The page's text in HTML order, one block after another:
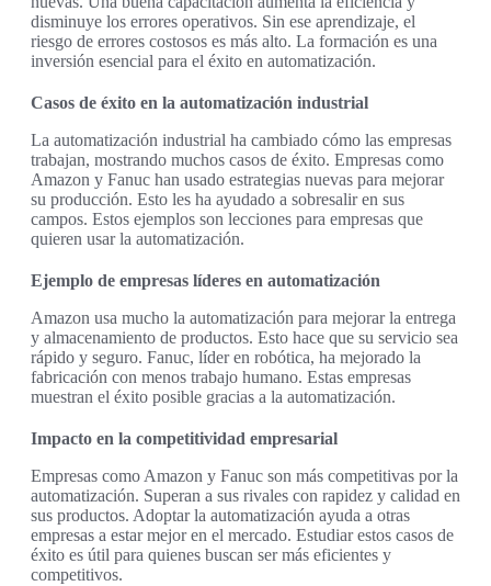
disminuye los errores operativos. Sin ese aprendizaje, el
riesgo de errores costosos es más alto. La formación es una
inversión esencial para el éxito en automatización.
Casos de éxito en la automatización industrial
La automatización industrial ha cambiado cómo las empresas
trabajan, mostrando muchos casos de éxito. Empresas como
Amazon y Fanuc han usado estrategias nuevas para mejorar
su producción. Esto les ha ayudado a sobresalir en sus
campos. Estos ejemplos son lecciones para empresas que
quieren usar la automatización.
Ejemplo de empresas líderes en automatización
Amazon usa mucho la automatización para mejorar la entrega
y almacenamiento de productos. Esto hace que su servicio sea
rápido y seguro. Fanuc, líder en robótica, ha mejorado la
fabricación con menos trabajo humano. Estas empresas
muestran el éxito posible gracias a la automatización.
Impacto en la competitividad empresarial
Empresas como Amazon y Fanuc son más competitivas por la
automatización. Superan a sus rivales con rapidez y calidad en
sus productos. Adoptar la automatización ayuda a otras
empresas a estar mejor en el mercado. Estudiar estos casos de
éxito es útil para quienes buscan ser más eficientes y
competitivos.